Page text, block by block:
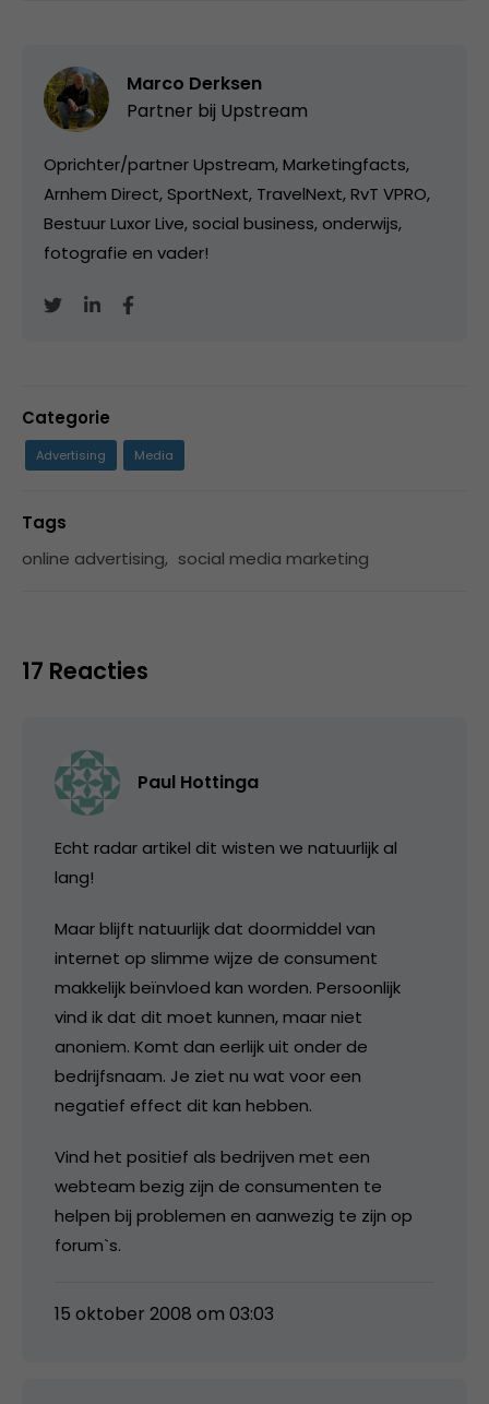
Marco Derksen
Partner bij Upstream
Oprichter/partner Upstream, Marketingfacts,
Arnhem Direct, SportNext, TravelNext, RvT VPRO,
Bestuur Luxor Live, social business, onderwijs,
fotografie en vader!
Categorie
Advertising Media
Tags
online advertising, social media marketing
17 Reacties
Paul Hottinga
Echt radar artikel dit wisten we natuurlijk al
lang!
Maar blijft natuurlijk dat doormiddel van
internet op slimme wijze de consument
makkelijk beïnvloed kan worden. Persoonlijk
vind ik dat dit moet kunnen, maar niet
anoniem. Komt dan eerlijk uit onder de
bedrijfsnaam. Je ziet nu wat voor een
negatief effect dit kan hebben.
Vind het positief als bedrijven met een
webteam bezig zijn de consumenten te
helpen bij problemen en aanwezig te zijn op
forum`s.
15 oktober 2008 om 03:03